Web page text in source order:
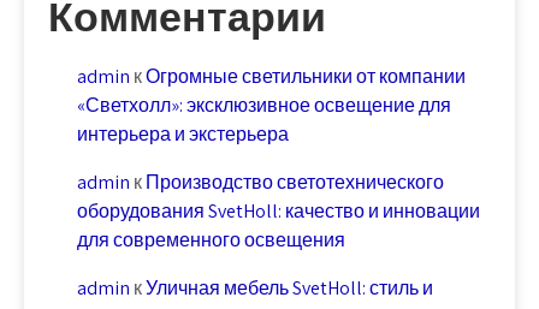
Комментарии
admin кОгромные светильники от компании
«Светхолл»: эксклюзивное освещение для
интерьера и экстерьера
admin кПроизводство светотехнического
оборудования SvetHoll: качество и инновации
для современного освещения
admin кУличная мебель SvetHoll: стиль и